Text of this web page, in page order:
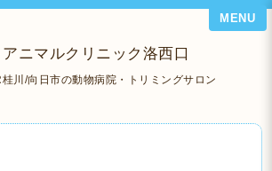
ニマルクリニック洛西口
川/向日市の動物病院・トリミングサロン
MENU